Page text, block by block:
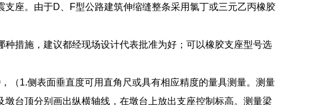
座。由于D、F型公路建筑伸缩缝整条采用氯丁或三元乙丙橡胶
措施，建议都经现场设计代表批准为好；可以橡胶支座型号选
（1.侧表面垂直度可用直角尺或具有相应精度的量具测量。测量
台顶分别画出纵横轴线，在墩台上放出支座控制标高。测量梁